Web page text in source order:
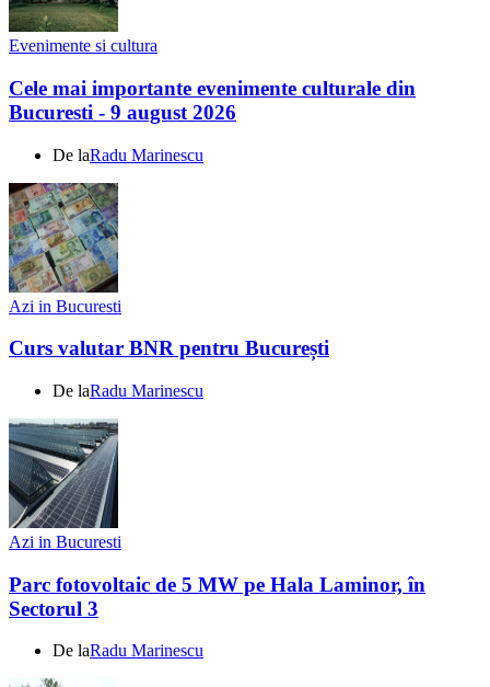
Evenimente si cultura
Cele mai importante evenimente culturale din
Bucuresti - 9 august 2026
De laRadu Marinescu
Azi in Bucuresti
Curs valutar BNR pentru București
De laRadu Marinescu
Azi in Bucuresti
Parc fotovoltaic de 5 MW pe Hala Laminor, în
Sectorul 3
De laRadu Marinescu